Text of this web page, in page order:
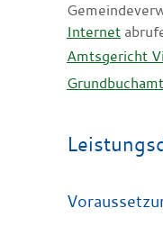
Internet
Amtsgericht